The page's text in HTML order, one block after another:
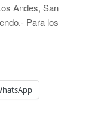
Andes, San
Para los